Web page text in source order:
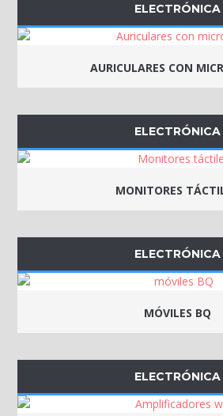
ELECTRÓNICA
AURICULARES CON
ELECTRÓNICA
MONITORES
ELECTRÓNICA
MÓVILES BQ
ELECTRÓNICA